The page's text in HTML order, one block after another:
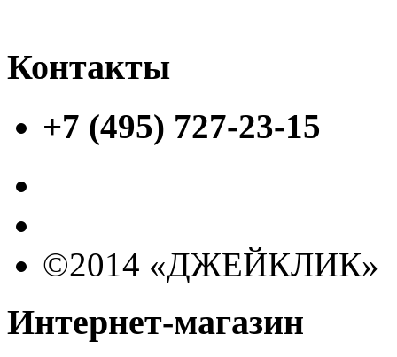
Контакты
+7 (495) 727-23-15
©2014 «ДЖЕЙКЛИК»
Интернет-магазин